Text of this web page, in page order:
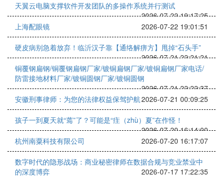
天翼云电脑支撑软件开发团队的多操作系统并行测试
2026-07-22 19:17:25
上海配眼镜
2026-07-22 19:01:51
硬皮病别急着放弃！临沂汉子靠【通络解痹方】甩掉“石头手”
2026-07-21 22:21:21
铜覆钢扁钢/铜覆钢扁钢厂家/镀铜扁钢厂家/镀铜扁钢厂家电话/
防雷接地材料厂家/镀铜圆钢厂家/镀铜圆钢
2026-07-21 22:22:37
安徽刑事律师：为您的法律权益保驾护航2026-07-21 00:09:25
孩子一到夏天就“蔫”了？可能是“疰（zhù）夏”在作怪！
2026-07-20 16:14:00
杭州南粟科技有限公司
2026-07-20 16:17:07
数字时代的隐形战场：商业秘密律师在数据合规与竞业禁业中
的深度博弈
2026-07-17 17:22:35